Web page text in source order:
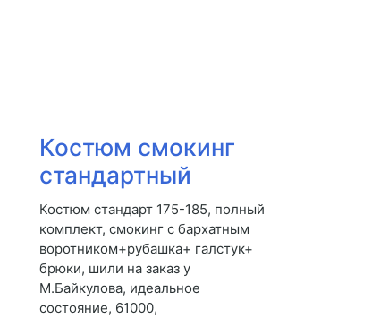
Костюм смокинг
стандартный
Костюм стандарт 175-185, полный
комплект, смокинг с бархатным
воротником+рубашка+ галстук+
брюки, шили на заказ у
М.Байкулова, идеальное
состояние, 61000,